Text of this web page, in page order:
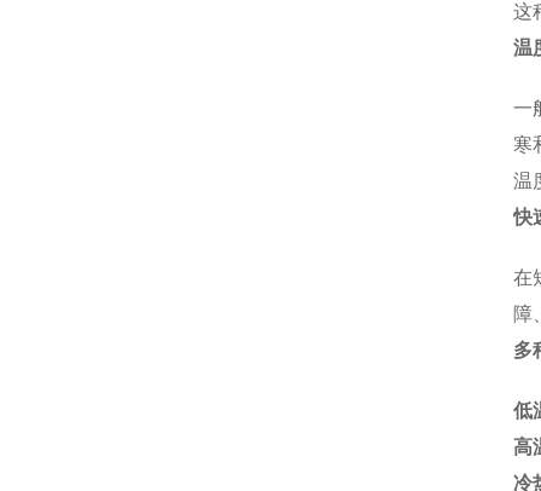
这
温
一
寒
温
快
在
障
多
低
高
冷